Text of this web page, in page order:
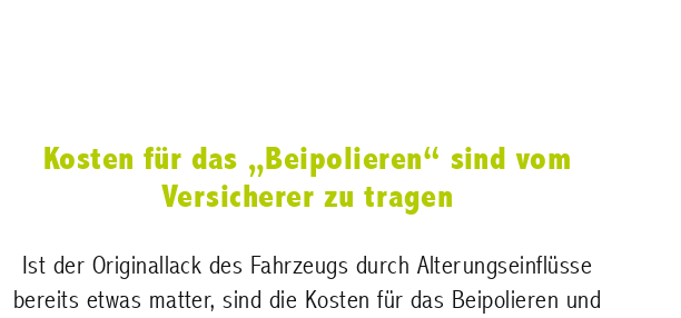
Kosten für das „Beipolieren“ sind vom
Versicherer zu tragen
Ist der Originallack des Fahrzeugs durch Alterungseinflüsse
bereits etwas matter, sind die Kosten für das Beipolieren und